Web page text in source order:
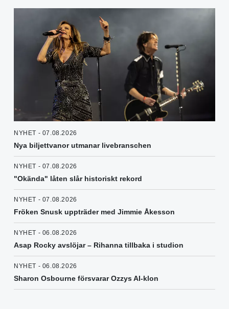
NYHET - 07.08.2026
Nya biljettvanor utmanar livebranschen
NYHET - 07.08.2026
"Okända" låten slår historiskt rekord
NYHET - 07.08.2026
Fröken Snusk uppträder med Jimmie Åkesson
NYHET - 06.08.2026
Asap Rocky avslöjar – Rihanna tillbaka i studion
NYHET - 06.08.2026
Sharon Osbourne försvarar Ozzys AI-klon